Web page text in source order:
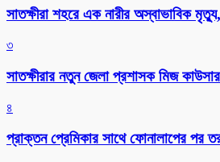
সাতক্ষীরা শহরে এক নারীর অস্বাভাবিক
৩
সাতক্ষীরার নতুন জেলা প্রশাসক মিজ
৪
প্রাক্তন প্রেমিকার সাথে ফোনালাপের পর